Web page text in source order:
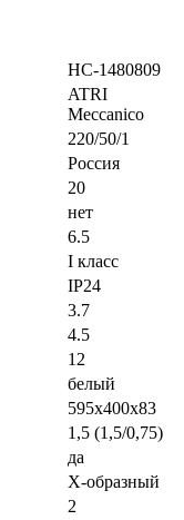
НС-1480809
ATRI
Meccanico
220/50/1
Россия
20
нет
6.5
I класс
IP24
3.7
4.5
12
белый
595x400x83
1,5 (1,5/0,75)
да
Х-образный
2